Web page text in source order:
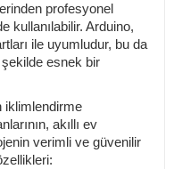
profesyonel
kullanılabilir. Arduino,
ile uyumludur, bu da
esnek bir
iklimlendirme
akıllı ev
verimli ve güvenilir